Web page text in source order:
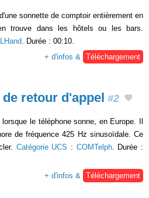
sonnette de comptoir entièrement en
trouve dans les hôtels ou les bars.
. Durée : 00:10.
+ d'infos &
Téléchargement
retour d'appel #2
lorsque le téléphone sonne, en Europe. Il
de fréquence 425 Hz sinusoïdale. Ce
Catégorie UCS : COMTelph. Durée :
+ d'infos &
Téléchargement